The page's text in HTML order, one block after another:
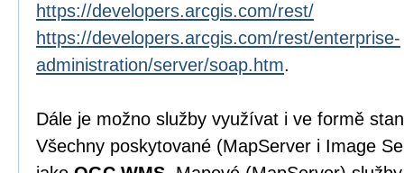
https://developers.arcgis.com/rest/
https://developers.arcgis.com/rest/enterprise-
administration/server/soap.htm.
Dále je možno služby využívat i ve formě
Všechny poskytované (MapServer i Image